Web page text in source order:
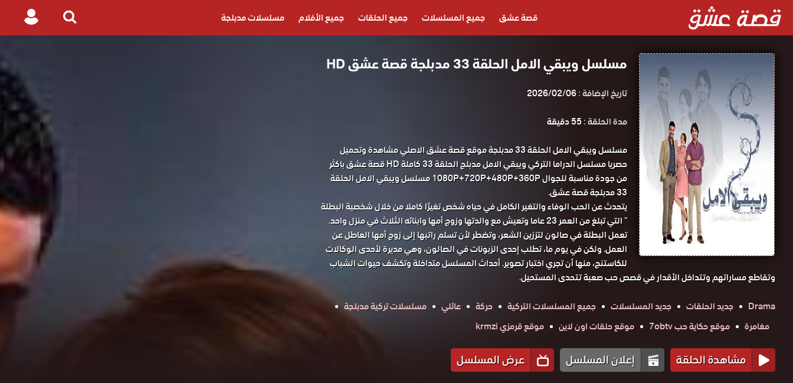
قصة عشق جميع المسلسلات جميع الحلقات جميع الأفلام مسلسلات مدبلجة
Search
Login
مسلسل ويبقي الامل الحلقة 33 مدبلجة قصة عشق HD
تاريخ الإضافة :2026/02/06
مدة الحلقة :55 دقيقة
مسلسل ويبقي الامل الحلقة 33 مدبلجة موقع قصة عشق الاصلي مشاهدة وتحميل
حصريا مسلسل الدراما التركي ويبقي الامل مدبلج الحلقة 33 كاملة HD قصة عشق باكثر
من جودة مناسبة للجوال 1080P+720P+480P+360P مسلسل ويبقي الامل الحلقة
33 مدبلجة قصة عشق.
يتحدث عن الحب الوفاء والتغير الكامل في حياه شخص تغيرًا كاملا من خلال شخصية البطلة
" التي تبلغ من العمر 23 عاما وتعيش مع والدتها وزوج أمها وابنائه الثلاث في منزل واحد.
تعمل البطلة في صالون لتززين الشعر، وتضطر لأن تسلم راتبها إلى زوج أمها العاطل عن
العمل. ولكن في يوم ما، تطلب إحدى الزبونات في الصالون، وهي مديرة لأحدى الوكالات
للكاستنج، منها أن تجري اختبار تصوير. أحداث المسلسل متداخلة وتكشف حيوات الشباب
وتقاطع مساراتهم وتتداخل الأقدار في قصص حب صعبة تتحدى المستحيل.
Drama
جديد الحلقات جديد المسلسلات جميع المسلسلات التركية حركة عائلي
مسلسلات تركية مدبلجة
مغامرة
موقع حكاية حب 7obtv موقع حلقات اون لاين موقع قرمزي krmzi
مشاهدة الحلقة إعلان المسلسل عرض المسلسل